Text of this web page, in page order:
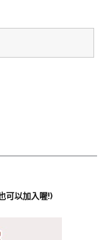
可以加入喔!)